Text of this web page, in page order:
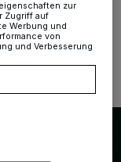
zur
Zugriff auf
Werbung und
von
und Verbesserung